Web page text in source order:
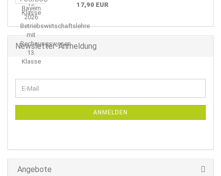
17,90 EUR
Newsletter-Anmeldung
ZUR
E-
Mail
ANMELDEN
Angebote